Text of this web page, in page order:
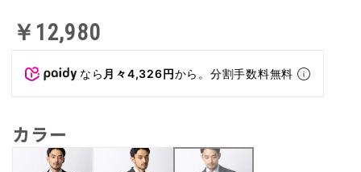
￥12,980
なら 月々4,326円から。分割手数料無料
カラー